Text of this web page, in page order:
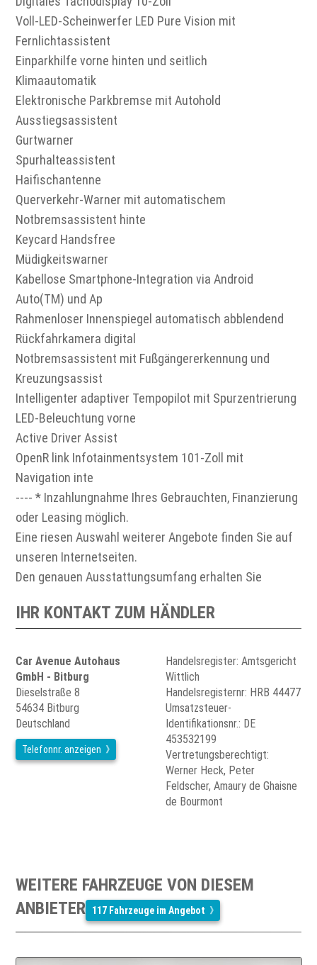
Voll-LED-Scheinwerfer LED Pure Vision mit
Fernlichtassistent
Einparkhilfe vorne hinten und seitlich
Klimaautomatik
Elektronische Parkbremse mit Autohold
Ausstiegsassistent
Gurtwarner
Spurhalteassistent
Haifischantenne
Querverkehr-Warner mit automatischem
Notbremsassistent hinte
Keycard Handsfree
Müdigkeitswarner
Kabellose Smartphone-Integration via Android
Auto(TM) und Ap
Rahmenloser Innenspiegel automatisch abblendend
Rückfahrkamera digital
Notbremsassistent mit Fußgängererkennung und
Kreuzungsassist
Intelligenter adaptiver Tempopilot mit Spurzentrierung
LED-Beleuchtung vorne
Active Driver Assist
OpenR link Infotainmentsystem 101-Zoll mit
Navigation inte
---- * Inzahlungnahme Ihres Gebrauchten, Finanzierung
oder Leasing möglich.
Eine riesen Auswahl weiterer Angebote finden Sie auf
unseren Internetseiten.
Den genauen Ausstattungsumfang erhalten Sie
IHR KONTAKT ZUM HÄNDLER
Car Avenue Autohaus
GmbH - Bitburg
Dieselstraße 8
54634 Bitburg
Deutschland
Telefonnr. anzeigen
Handelsregister: Amtsgericht
Wittlich
Handelsregisternr: HRB 44477
Umsatzsteuer-
Identifikationsnr.: DE
453532199
Vertretungsberechtigt:
Werner Heck, Peter
Feldscher, Amaury de Ghaisne
de Bourmont
WEITERE FAHRZEUGE VON DIESEM
ANBIETER 117 Fahrzeuge im Angebot